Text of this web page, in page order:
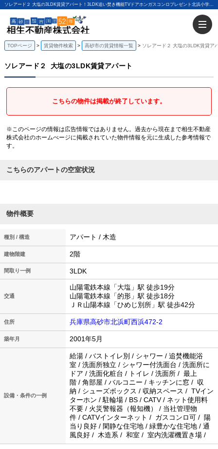
ソレアード２ 大塩の3LDK賃貸アパート！3LDK追い焚き機能TVドアホンガスコンロプレゼント北浜小学校・鹿島中学校｜相生不動産株式会社
TOPページ 賃貸物件検索 高砂市の賃貸情報一覧 ソレアード２ 大塩の3LDK賃貸ア
ソレアード２ 大塩の3LDK賃貸アパート
こちらの物件は掲載が終了しています。
※このページの情報は広告情報ではありません。過去から現在まで相生不動産
株式会社のホームぺージに掲載されていた物件情報を元に生成した参考情報で
す。
こちらのアパートの空室状況
物件概要
種別 / 構造 アパート / 木造
建物階建 2階
間取り一例 3LDK
交通
山陽電鉄本線「大塩」駅 徒歩19分
山陽電鉄本線「的形」駅 徒歩18分
ＪＲ山陽本線「ひめじ別所」駅 徒歩42分
住所 兵庫県高砂市北浜町西浜472-2
築年月 2001年5月
設備・条件の一例
給湯 / バストイレ別 / シャワー / 追焚機能浴
室 / 洗面所独立 / シャワー付洗面台 / 洗面所に
ドア / 洗面化粧台 / トイレ / 洗面所 / 最上
階 / 角部屋 / バルコニー / キッチンに窓 / 収
納 / シューズボックス / 収納スペース / TVイン
ターホン / 駐輪場 / BS / CATV / ネット使用料
不要 / 火災警報器（報知機） / 当社管理物
件 / CATVインターネット / ガスコンロ可 / 陽
当り良好 / 閑静な住宅地 / 緑豊かな住宅地 / 通
風良好 / 木造系 / 和室 / 室内洗濯機置き場 /